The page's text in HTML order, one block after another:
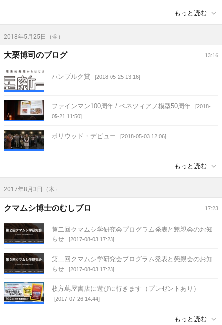
もっと読む
2018年5月25日（金）
13:16
大栗博司のブログ
ハンブルク賞 [2018-05-25 13:16]
ファインマン100周年 / ベネツィアノ模型50周年
[2018-
05-21 11:50]
ボリウッド・デビュー [2018-05-03 12:06]
もっと読む
2017年8月3日（木）
17:23
クマムシ博士のむしブロ
第二回クマムシ学研究会プログラム発表と懇親会のお知
らせ
[2017-08-03 17:23]
第二回クマムシ学研究会プログラム発表と懇親会のお知
らせ
[2017-08-03 17:23]
枚方蔦屋書店に遊びに行きます（プレゼントあり）
[2017-07-26 14:44]
もっと読む